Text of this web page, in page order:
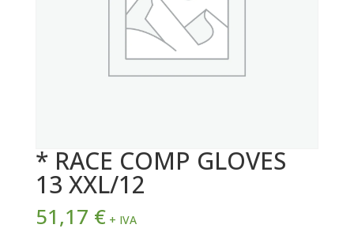
* RACE COMP GLOVES
13 XXL/12
51,17 € + IVA